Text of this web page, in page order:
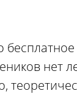
нет